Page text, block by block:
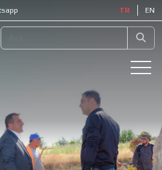
TR EN